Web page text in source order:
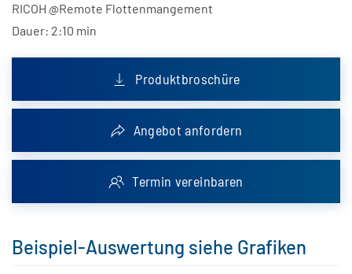
RICOH @Remote Flottenmangement
Dauer: 2:10 min
Produktbroschüre
Angebot anfordern
Termin vereinbaren
Beispiel-Auswertung siehe Grafiken